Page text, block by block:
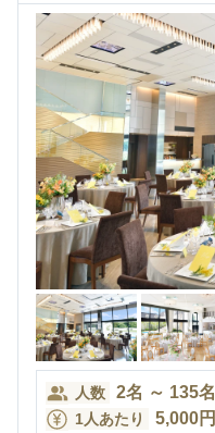
人数 2名 ～ 135名
1人あたり 5,000円